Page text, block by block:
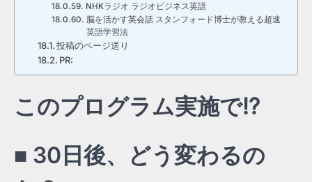
NHKラジオ ラジオビジネス英語
脳を活かす英会話 スタンフォード博士が教える超速
英語学習法
投稿のページ送り
PR:
このプログラム実施で⁉
■ 30日後、どう変わるの